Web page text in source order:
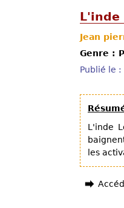
L'inde
Jean
Genre :
Publié le
L'inde
les